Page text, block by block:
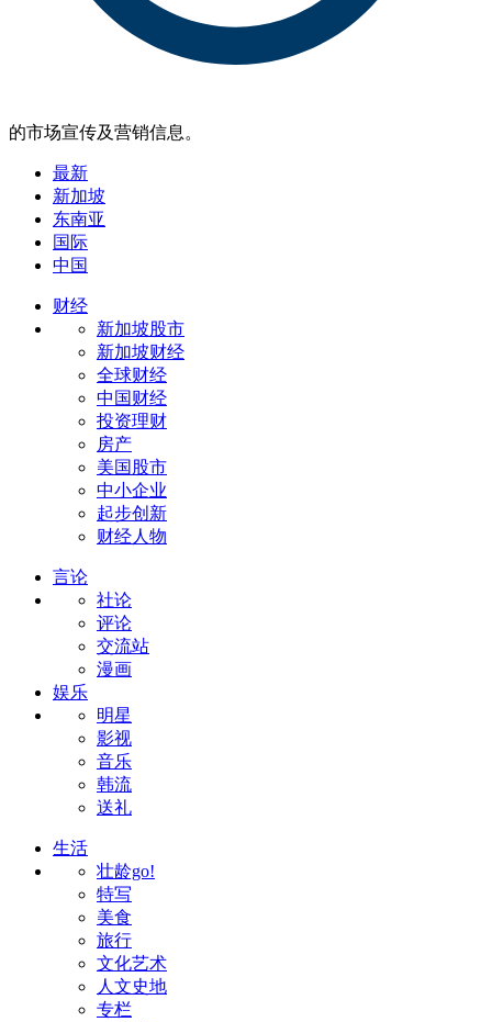
的市场宣传及营销信息。
最新
新加坡
东南亚
国际
中国
财经
新加坡股市
新加坡财经
全球财经
中国财经
投资理财
房产
美国股市
中小企业
起步创新
财经人物
言论
社论
评论
交流站
漫画
娱乐
明星
影视
音乐
韩流
送礼
生活
壮龄go!
特写
美食
旅行
文化艺术
人文史地
专栏